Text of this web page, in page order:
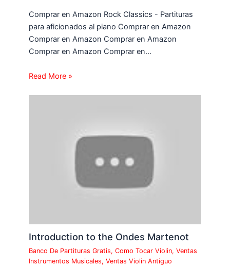
Comprar en Amazon Rock Classics - Partituras
para aficionados al piano Comprar en Amazon
Comprar en Amazon Comprar en Amazon
Comprar en Amazon Comprar en…
Read More »
Introduction to the Ondes Martenot
Banco De Partituras Gratis,Como Tocar Violin,Ventas
Instrumentos Musicales,Ventas Violin Antiguo